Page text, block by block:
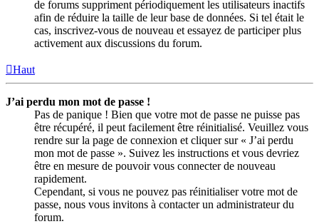
de forums suppriment périodiquement les utilisateurs inactifs
afin de réduire la taille de leur base de données. Si tel était le
cas, inscrivez-vous de nouveau et essayez de participer plus
activement aux discussions du forum.
Haut
J’ai perdu mon mot de passe !
Pas de panique ! Bien que votre mot de passe ne puisse pas
être récupéré, il peut facilement être réinitialisé. Veuillez vous
rendre sur la page de connexion et cliquer sur « J’ai perdu
mon mot de passe ». Suivez les instructions et vous devriez
être en mesure de pouvoir vous connecter de nouveau
rapidement.
Cependant, si vous ne pouvez pas réinitialiser votre mot de
passe, nous vous invitons à contacter un administrateur du
forum.